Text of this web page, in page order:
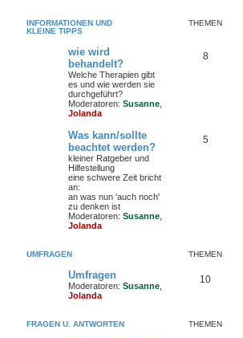
INFORMATIONEN UND
KLEINE TIPPS
THEMEN
wie wird
behandelt?
Welche Therapien gibt
es und wie werden sie
durchgeführt?
Moderatoren: Susanne
Jolanda
8
Was kann/sollte
beachtet werden?
kleiner Ratgeber und
Hilfestellung
eine schwere Zeit bricht
an:
an was nun 'auch noch'
zu denken ist
Moderatoren: Susanne
Jolanda
5
UMFRAGEN THEMEN
Umfragen
Moderatoren: Susanne
Jolanda
10
FRAGEN U. ANTWORTEN THEMEN